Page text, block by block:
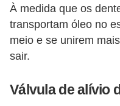
À medida que os
transportam óleo no
meio e se unirem
sair.
Válvula de alívio
a
n
ç
a
e